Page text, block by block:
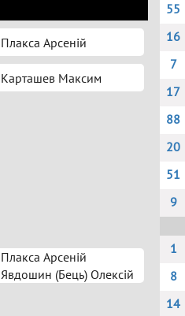
Плакса Арсеній
Карташев Максим
Плакса Арсеній
Явдошин (Бець) Олексій
55
16
7
17
88
20
51
9
1
8
14